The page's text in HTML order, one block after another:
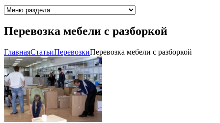
Перевозка мебели с разборкой
ГлавнаяCтатьиПеревозкиПеревозка мебели с разборкой